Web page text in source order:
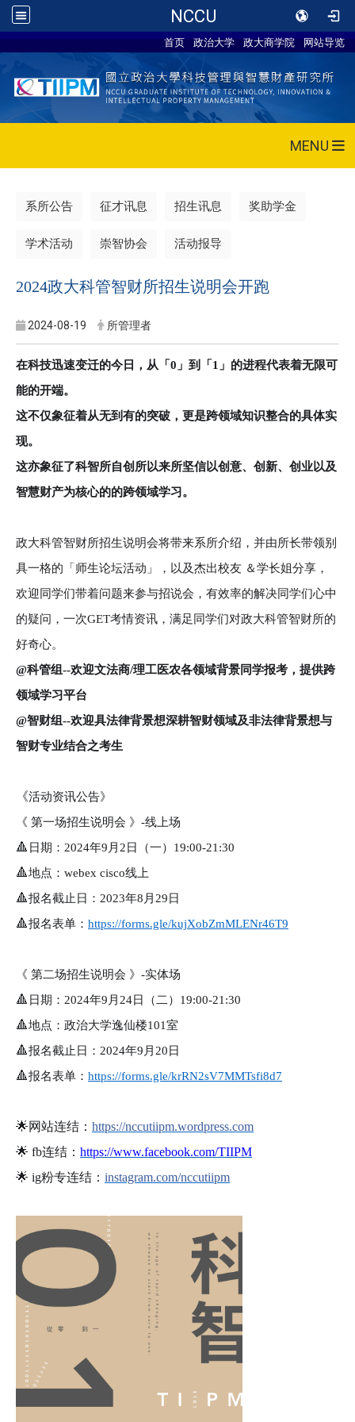
NCCU
首页 政治大学 政大商学院 网站导览
MENU
系所公告 征才讯息 招生讯息 奖助学金
学术活动 崇智协会 活动报导
2024政大科管智财所招生说明会开跑
2024-08-19 所管理者
在科技迅速变迁的今日，从「0」到「1」的进程代表着无限可
能的开端。
这不仅象征着从无到有的突破，更是跨领域知识整合的具体实
现。
这亦象征了科智所自创所以来所坚信以创意、创新、创业以及
智慧财产为核心的的跨领域学习。
政大科管智财所招生说明会将带来系所介绍，并由所长带领别
具一格的「师生论坛活动」，以及杰出校友 ＆学长姐分享，
欢迎同学们带着问题来参与招说会，有效率的解决同学们心中
的疑问，一次GET考情资讯，满足同学们对政大科管智财所的
好奇心。
@科管组--欢迎文法商/理工医农各领域背景同学报考，提供跨
领域学习平台
@智财组--欢迎具法律背景想深耕智财领域及非法律背景想与
智财专业结合之考生
《活动资讯公告》
《 第一场招生说明会 》-线上场
🔺 日期：2024年9月2日（一）19:00-21:30
🔺地点：webex cisco线上
🔺报名截止日：2023年8月29日
🔺报名表单： https://forms.gle/kujXobZmMLENr46T9
《 第二场招生说明会 》-实体场
🔺 日期：2024年9月24日（二）19:00-21:30
🔺地点：政治大学逸仙楼101室
🔺报名截止日：2024年9月20日
🔺报名表单： https://forms.gle/krRN2sV7MMTsfi8d7
🌟网站连结： https://nccutiipm.wordpress.com
🌟 fb连结： https://www.facebook.com/TIIPM
🌟 ig粉专连结： instagram.com/nccutiipm